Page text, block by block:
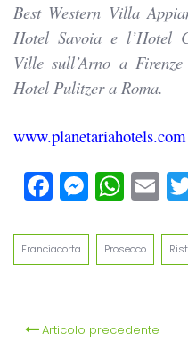
Best Western Villa
Hotel Savoia e l’Hotel
Ville sull’Arno a
Hotel Pulitzer a Roma.
www.planetariahotels.com
Franciacorta Prosecco
Articolo precedente